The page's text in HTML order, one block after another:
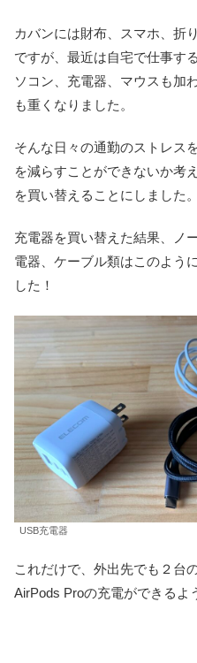
カバンには財布、スマホ、折
ですが、最近は自宅で仕事す
ソコン、充電器、マウスも加
も重くなりました。
そんな日々の通勤のストレス
を減らすことができないか考
を買い替えることにしました。
充電器を買い替えた結果、ノ
電器、ケーブル類はこのよう
した！
USB充電器
これだけで、外出先でも２台
AirPods Proの充電ができるよ